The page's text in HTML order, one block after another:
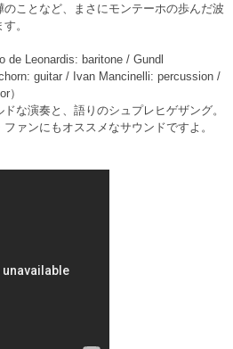
ことなど、まさにモンテーホの歩んだ波
。
de Leonardis: baritone / Gundl
guitar / Ivan Mancinelli: percussion /
）
な演奏と、語りのシュプレヒゲザング。
ァンにもオススメなサウンドですよ。